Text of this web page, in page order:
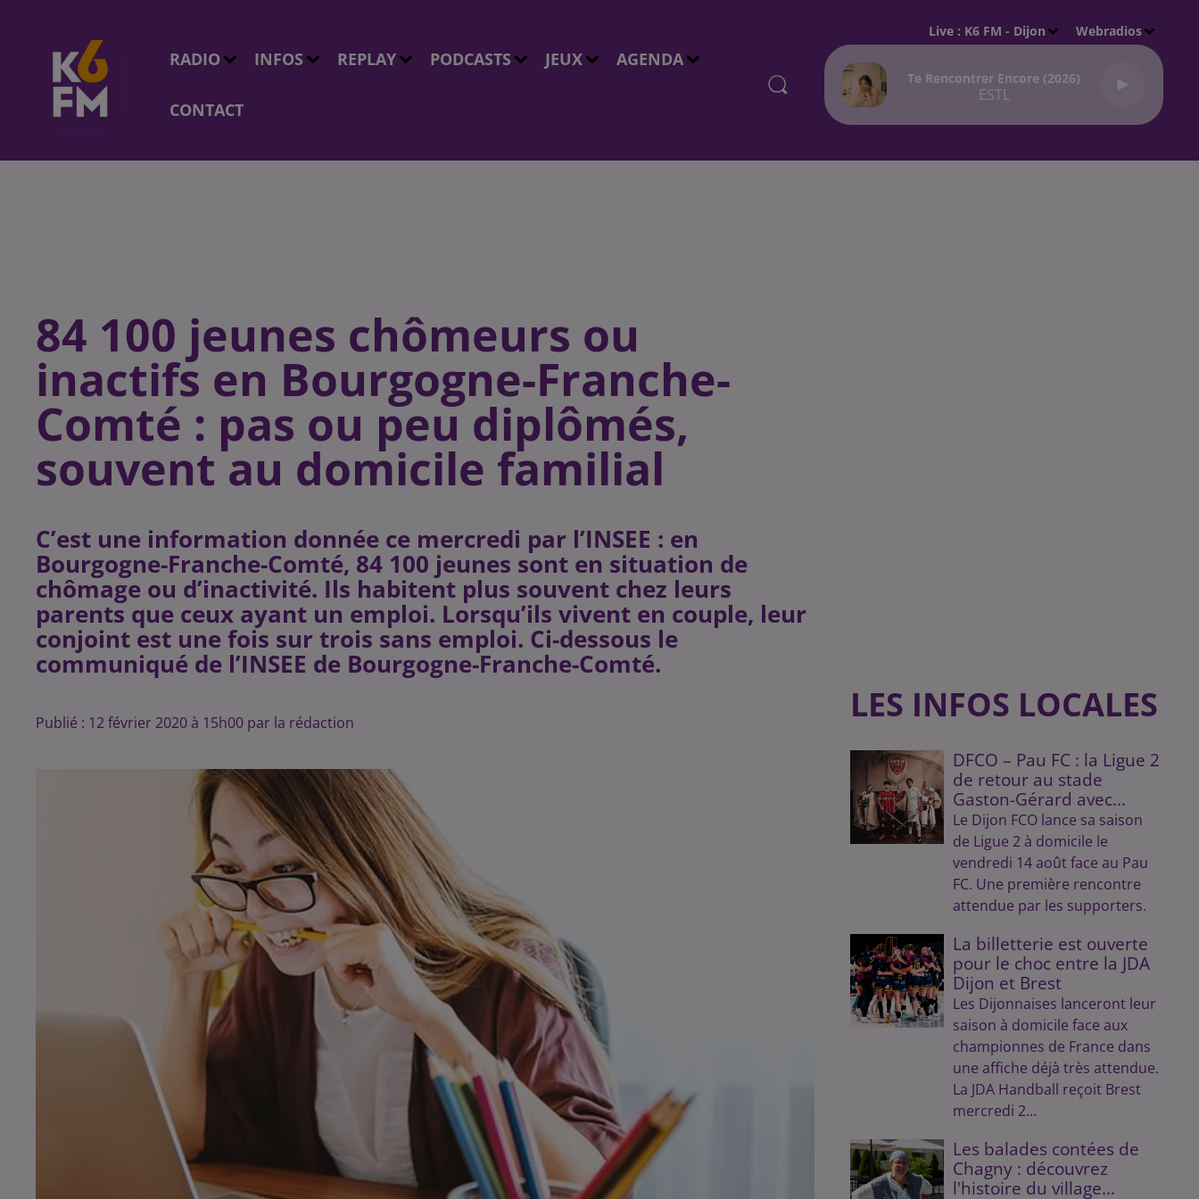
RADIO INFOS REPLAY PODCASTS JEUX AGENDA
CONTACT
Live : K6 FM - Dijon Webradios
Te Rencontrer Encore (2026)
ESTL
84 100 jeunes chômeurs ou
inactifs en Bourgogne-Franche-
Comté : pas ou peu diplômés,
souvent au domicile familial
C’est une information donnée ce mercredi par l’INSEE : en
Bourgogne-Franche-Comté, 84 100 jeunes sont en situation de
chômage ou d’inactivité. Ils habitent plus souvent chez leurs
parents que ceux ayant un emploi. Lorsqu’ils vivent en couple, leur
conjoint est une fois sur trois sans emploi. Ci-dessous le
communiqué de l’INSEE de Bourgogne-Franche-Comté.
Publié : 12 février 2020 à 15h00 par la rédaction LES INFOS LOCALES
DFCO – Pau FC : la Ligue 2
de retour au stade
Gaston-Gérard avec...
Le Dijon FCO lance sa saison
de Ligue 2 à domicile le
vendredi 14 août face au Pau
FC. Une première rencontre
attendue par les supporters.
La billetterie est ouverte
pour le choc entre la JDA
Dijon et Brest
Les Dijonnaises lanceront leur
saison à domicile face aux
championnes de France dans
une affiche déjà très attendue.
La JDA Handball reçoit Brest
mercredi 2...
Les balades contées de
Chagny : découvrez
l'histoire du village...